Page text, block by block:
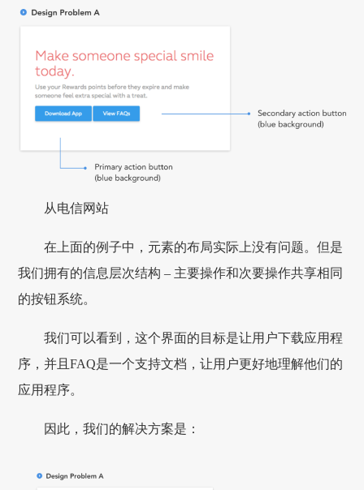
从电信网站
在上面的例子中，元素的布局实际上没有问题。但是
我们拥有的信息层次结构 – 主要操作和次要操作共享相同
的按钮系统。
我们可以看到，这个界面的目标是让用户下载应用程
序，并且FAQ是一个支持文档，让用户更好地理解他们的
应用程序。
因此，我们的解决方案是：